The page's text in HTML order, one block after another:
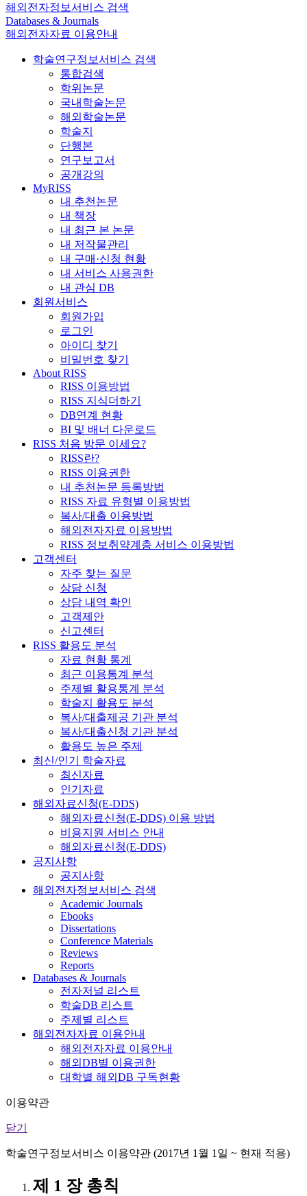
해외전자정보서비스 검색
Databases & Journals
해외전자자료 이용안내
학술연구정보서비스 검색
통합검색
학위논문
국내학술논문
해외학술논문
학술지
단행본
연구보고서
공개강의
MyRISS
내 추천논문
내 책장
내 최근 본 논문
내 저작물관리
내 구매·신청 현황
내 서비스 사용권한
내 관심 DB
회원서비스
회원가입
로그인
아이디 찾기
비밀번호 찾기
About RISS
RISS 이용방법
RISS 지식더하기
DB연계 현황
BI 및 배너 다운로드
RISS 처음 방문 이세요?
RISS란?
RISS 이용권한
내 추천논문 등록방법
RISS 자료 유형별 이용방법
복사/대출 이용방법
해외전자자료 이용방법
RISS 정보취약계층 서비스 이용방법
고객센터
자주 찾는 질문
상담 신청
상담 내역 확인
고객제안
신고센터
RISS 활용도 분석
자료 현황 통계
최근 이용통계 분석
주제별 활용통계 분석
학술지 활용도 분석
복사/대출제공 기관 분석
복사/대출신청 기관 분석
활용도 높은 주제
최신/인기 학술자료
최신자료
인기자료
해외자료신청(E-DDS)
해외자료신청(E-DDS) 이용 방법
비용지원 서비스 안내
해외자료신청(E-DDS)
공지사항
공지사항
해외전자정보서비스 검색
Academic Journals
Ebooks
Dissertations
Conference Materials
Reviews
Reports
Databases & Journals
전자저널 리스트
학술DB 리스트
주제별 리스트
해외전자자료 이용안내
해외전자자료 이용안내
해외DB별 이용권한
대학별 해외DB 구독현황
이용약관
닫기
학술연구정보서비스 이용약관 (2017년 1월 1일 ~ 현재 적용)
제 1 장 총칙